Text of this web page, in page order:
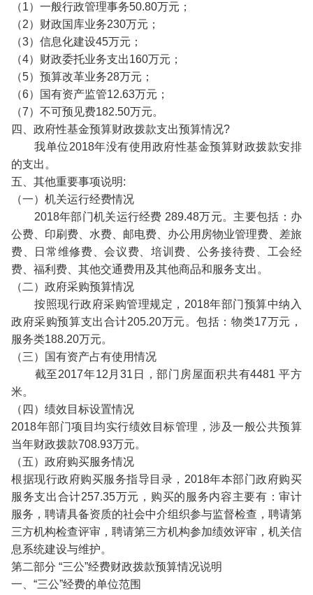
（1）一般行政管理事务50.80万元；
（2）财政国库业务230万元；
（3）信息化建设45万元；
（4）财政委托业务支出160万元；
（5）预算改革业务28万元；
（6）国有资产监管12.63万元；
（7）不可预见费182.50万元。
四、政府性基金预算财政拨款支出预算情况?
我单位2018年没有使用政府性基金预算财政拨款安排
的支出。
五、其他重要事项说明:
（一）机关运行经费情况
2018年部门机关运行经费 289.48万元。主要包括：办
公费、印刷费、水费、邮电费、办公用房物业管理费、差旅
费、日常维修费、会议费、培训费、公务接待费、工会经
费、福利费、其他交通费用及其他商品和服务支出。
（二）政府采购预算情况
按照现行政府采购管理规定，2018年部门预算中纳入
政府采购预算支出合计205.20万元。包括：物类17万元，
服务类188.20万元。
（三）国有资产占有使用情况
截至2017年12月31日，部门房屋面积共有4481 平方
米。
（四）绩效目标设置情况
2018年部门项目均实行绩效目标管理，涉及一般公共预算
当年财政拨款708.93万元。
（五）政府购买服务情况
根据现行政府购买服务指导目录，2018年本部门政府购买
服务支出合计257.35万元，购买的服务内容主要有：审计
服务，聘请具备资质的社会中介组织参与监督检查，聘请第
三方机构检查评审，聘请第三方机构参加绩效评审，机关信
息系统建设与维护。
第二部分 “三公”经费财政拨款预算情况说明
一、“三公”经费的单位范围